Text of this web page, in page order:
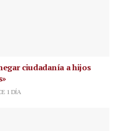
ciudadanía a hijos
1 DÍA